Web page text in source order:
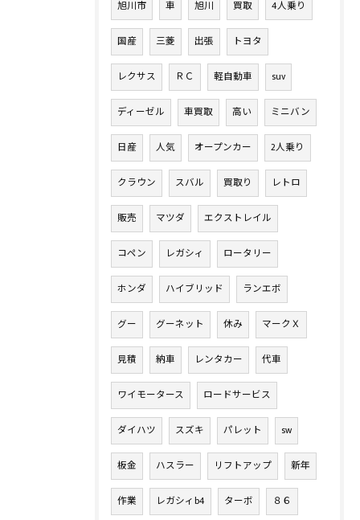
旭川市 車 旭川 買取 4人乗り
国産 三菱 出張 トヨタ
レクサス ＲＣ 軽自動車 suv
ディーゼル 車買取 高い ミニバン
日産 人気 オープンカー 2人乗り
クラウン スバル 買取り レトロ
販売 マツダ エクストレイル
コペン レガシィ ロータリー
ホンダ ハイブリッド ランエボ
グー グーネット 休み マークＸ
見積 納車 レンタカー 代車
ワイモータース ロードサービス
ダイハツ スズキ パレット sw
板金 ハスラー リフトアップ 新年
作業 レガシィb4 ターボ ８６